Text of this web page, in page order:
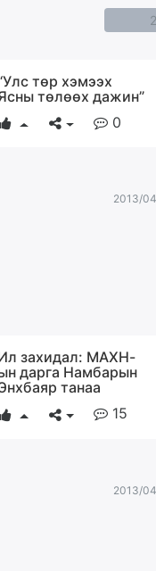
төр хэмээх
төлөөх дажин”
0
2013/
захидал: МАХН-
дарга Намбарын
танаа
15
2013/